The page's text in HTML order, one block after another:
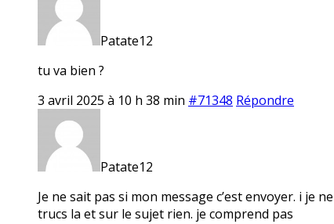
Patate12
tu va bien ?
3 avril 2025 à 10 h 38 min #71348 Répondre
Patate12
Je ne sait pas si mon message c’est envoyer. i je
trucs la et sur le sujet rien. je comprend pas